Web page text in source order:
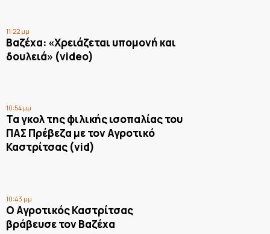
11:22 μμ
Βαζέχα: «Χρειάζεται υπομονή και
δουλειά» (video)
10:54 μμ
Τα γκολ της φιλικής ισοπαλίας του
ΠΑΣ Πρέβεζα με τον Αγροτικό
Καστρίτσας (vid)
10:43 μμ
Ο Αγροτικός Καστρίτσας
βράβευσε τον Βαζέχα